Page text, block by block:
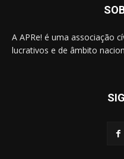
A APRe! é uma associação
lucrativos e de âmbito